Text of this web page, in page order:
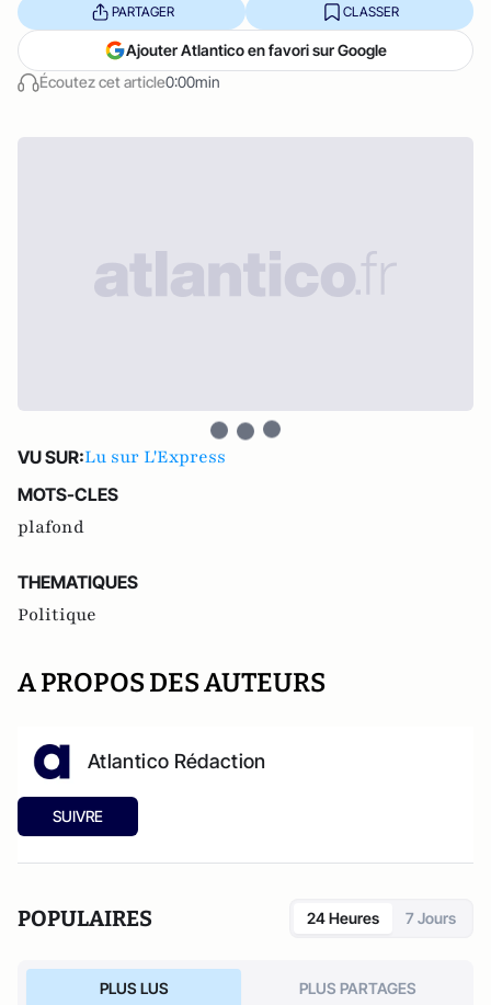
Écoutez cet article0:00min
PARTAGER CLASSER
Ajouter Atlantico en favori sur Google
VU SUR:Lu sur L'Express
MOTS-CLES
plafond
THEMATIQUES
Politique
A PROPOS DES AUTEURS
Atlantico Rédaction
SUIVRE
POPULAIRES 24 Heures 7 Jours
PLUS LUS PLUS PARTAGES